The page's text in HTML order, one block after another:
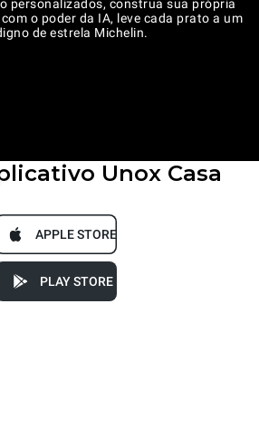
personalizados, construa sua própria
o poder da IA, leve cada prato a um
de estrela Michelin.
Unox Casa
APPLE STORE
PLAY STORE